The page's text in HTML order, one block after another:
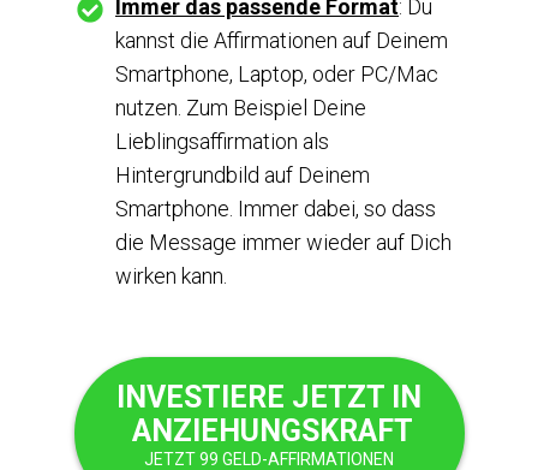
Immer das passende Format: Du
kannst die Affirmationen auf Deinem
Smartphone, Laptop, oder PC/Mac
nutzen. Zum Beispiel Deine
Lieblingsaffirmation als
Hintergrundbild auf Deinem
Smartphone. Immer dabei, so dass
die Message immer wieder auf Dich
wirken kann.
INVESTIERE JETZT IN
ANZIEHUNGSKRAFT
JETZT 99 GELD-AFFIRMATIONEN